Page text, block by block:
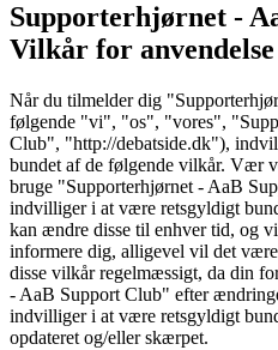
Supporterhjørnet -
Vilkår for anvendelse
Når du tilmelder dig
følgende "vi", "os", "vores",
Club", "http://debatside.dk"),
bundet af de følgende vilkår. Vær
bruge "Supporterhjørnet - AaB
indvilliger i at være retsgyldigt
kan ændre disse til enhver tid, og
informere dig, alligevel vil det
disse vilkår regelmæssigt, da din
- AaB Support Club" efter
indvilliger i at være retsgyldigt
opdateret og/eller skærpet.